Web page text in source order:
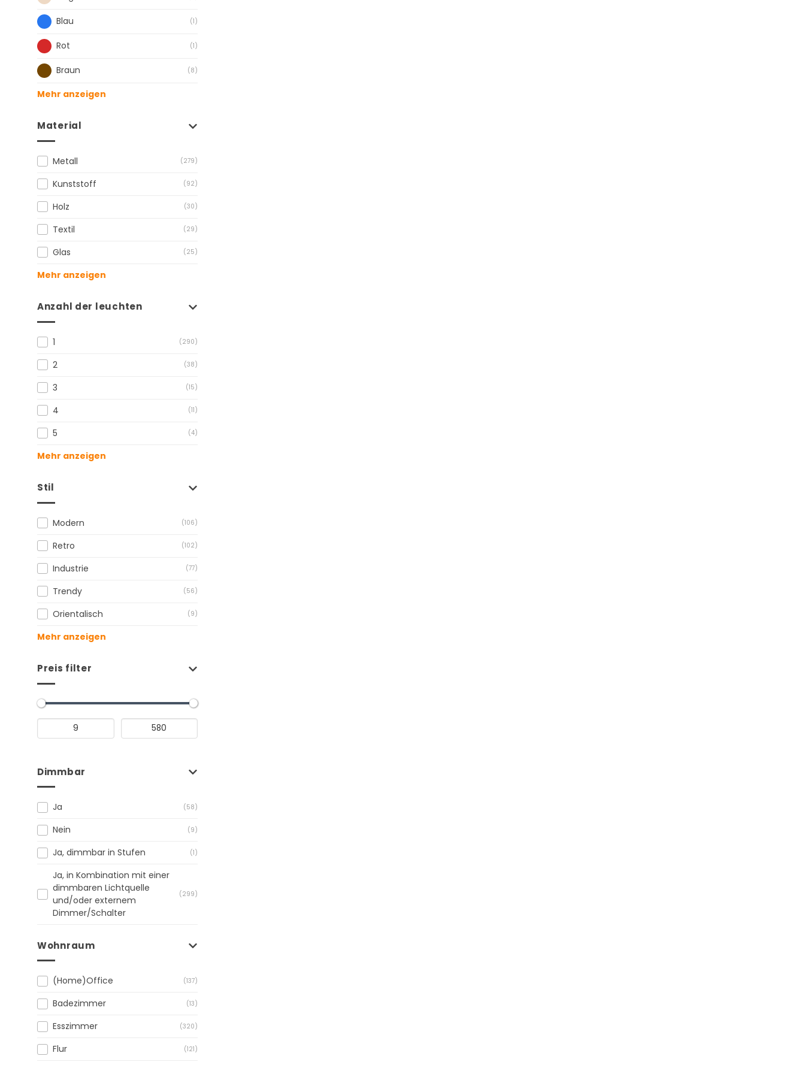
Blau (1)
Rot (1)
Braun (8)
Mehr anzeigen
Material
Metall (279)
Kunststoff (92)
Holz (30)
Textil (29)
Glas (25)
Mehr anzeigen
Anzahl der leuchten
1 (290)
2 (38)
3 (15)
4 (11)
5 (4)
Mehr anzeigen
Stil
Modern (106)
Retro (102)
Industrie (77)
Trendy (56)
Orientalisch (9)
Mehr anzeigen
Preis filter
Dimmbar
Ja (58)
Nein (9)
Ja, dimmbar in Stufen (1)
Ja, in Kombination mit einer
dimmbaren Lichtquelle
und/oder externem
Dimmer/Schalter
(299)
Wohnraum
(Home)Office (137)
Badezimmer (13)
Esszimmer (320)
Flur (121)